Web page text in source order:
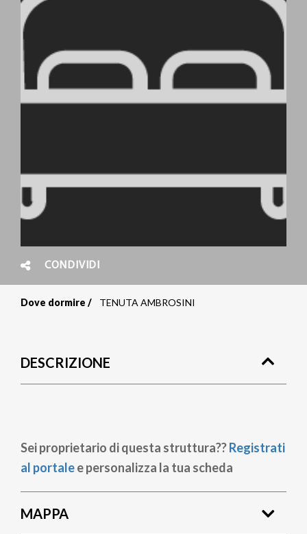
CONDIVIDI
pane
Dove dormire TENUTA AMBROSINI
DESCRIZIONE
Sei proprietario di questa struttura??Registrati
al portalee personalizza la tua scheda
MAPPA